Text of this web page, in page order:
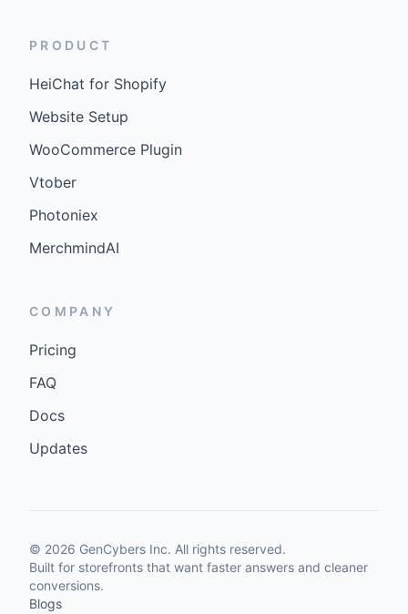
PRODUCT
HeiChat for Shopify
Website Setup
WooCommerce Plugin
Vtober
Photoniex
MerchmindAI
COMPANY
Pricing
FAQ
Docs
Updates
© 2026 GenCybers Inc. All rights reserved.
Built for storefronts that want faster answers and cleaner
conversions.
Blogs